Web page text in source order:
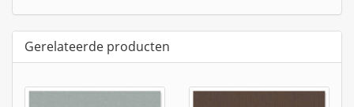
Gerelateerde producten